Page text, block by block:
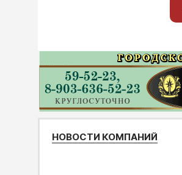
НОВОСТИ КОМПАНИЙ